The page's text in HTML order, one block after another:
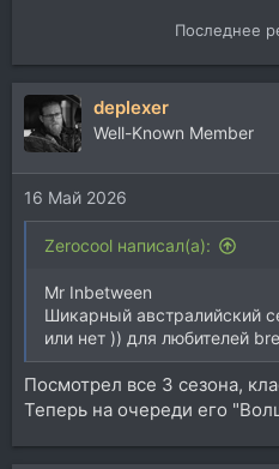
Последнее
deplexer
Well-Known Member
16 Май 2026
Zerocool написал(а):
Mr Inbetween
Шикарный австралийский
или нет )) для любителей
Посмотрел все 3 сезона,
Теперь на очереди его